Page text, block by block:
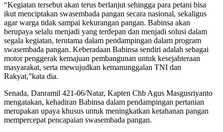
“Kegiatan tersebut akan terus berlanjut sehingga para petani bisa
ikut menciptakan swasembada pangan secara nasional, sekaligus
agar warga tidak sampai kekurangan pangan. Babinsa akan
berupaya selalu menjadi yang terdepan dan menjadi solusi dalam
segala kegiatan, terutama dalam pendampingan dalam program
swasembada pangan. Keberadaan Babinsa sendiri adalah sebagai
motor penggerak kemajuan pembangunan untuk kesejahteraan
masyarakat, serta mewujudkan kemanunggalan TNI dan
Rakyat,”kata dia.
Senada, Danramil 421-06/Natar, Kapten Chb Agus Masgusriyanto
mengatakan, kehadiran Babinsa dalam pendampingan pertanian
merupakan upaya khusus untuk meningkatkan ketahanan pangan
mempercepat pencapaian swasembada pangan.